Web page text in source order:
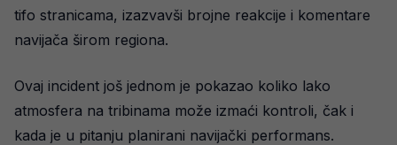
tifo stranicama, izazvavši brojne reakcije i komentare
navijača širom regiona.
Ovaj incident još jednom je pokazao koliko lako
atmosfera na tribinama može izmaći kontroli, čak i
kada je u pitanju planirani navijački performans.